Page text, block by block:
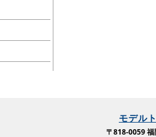
モデル
〒818-0059